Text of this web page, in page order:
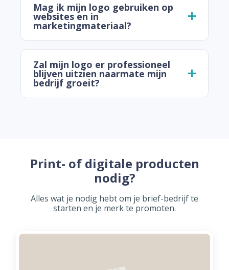
Mag ik mijn logo gebruiken op
websites en in
marketingmateriaal?
Zal mijn logo er professioneel
blijven uitzien naarmate mijn
bedrijf groeit?
Print- of digitale producten
nodig?
Alles wat je nodig hebt om je brief-bedrijf te
starten en je merk te promoten.